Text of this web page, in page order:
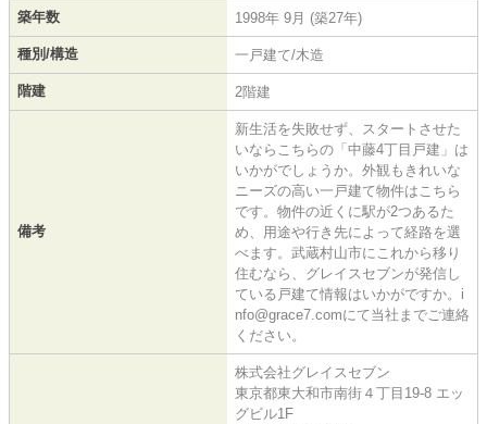
築年数 1998年 9月 (築27年)
種別/構造 一戸建て/木造
階建 2階建
備考
新生活を失敗せず、スタートさせた
いならこちらの「中藤4丁目戸建」は
いかがでしょうか。外観もきれいな
ニーズの高い一戸建て物件はこちら
です。物件の近くに駅が2つあるた
め、用途や行き先によって経路を選
べます。武蔵村山市にこれから移り
住むなら、グレイスセブンが発信し
ている戸建て情報はいかがですか。i
nfo@grace7.comにて当社までご連絡
ください。
株式会社グレイスセブン
東京都東大和市南街４丁目19-8 エッ
グビル1F